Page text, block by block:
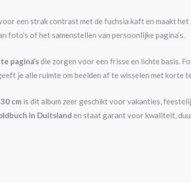
een strak contrast met de fuchsia kaft en maakt
foto’s of het samenstellen van persoonlijke pagina’s.
pagina’sdie zorgen voor een frisse en lichte basis.
je alle ruimte om beelden af te wisselen met korte
cm is dit album zeer geschikt voor vakanties,
in Duitsland en staat garant voor kwaliteit,